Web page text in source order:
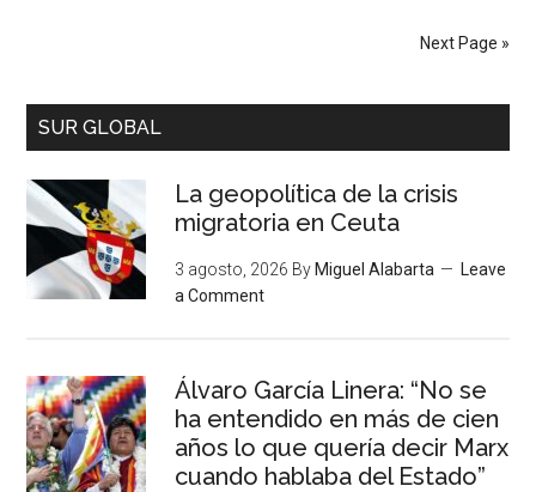
Next Page »
SUR GLOBAL
La geopolítica de la crisis
migratoria en Ceuta
3 agosto, 2026 By Miguel Alabarta
Leave
a Comment
Álvaro García Linera: “No se
ha entendido en más de cien
años lo que quería decir Marx
cuando hablaba del Estado”